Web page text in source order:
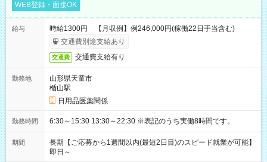
WEB登録・面接OK
給与
時給1300円 【月収例】例246,000円(稼働22日手当含む)
交通費別途支給あり
交通費 交通費支給有り
勤務地
山形県天童市
楯山駅
日用品医薬関係
勤務時間 6:30～15:30 13:30～22:30 ※表記のうち実働8時間です。
期間
長期【ご応募から1週間以内(最短2日目)のスピード就業が可能】
即日～